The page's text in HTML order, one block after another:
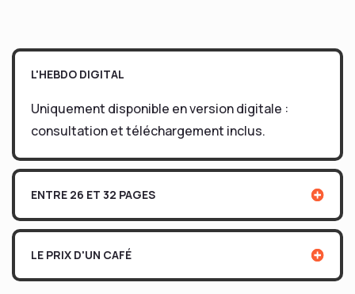
L'HEBDO DIGITAL
Uniquement disponible en version digitale :
consultation et téléchargement inclus.
ENTRE 26 ET 32 PAGES
LE PRIX D'UN CAFÉ